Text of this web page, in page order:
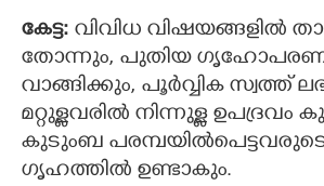
കേട്ട: വിവിധ വിഷയങ്ങളില്‍
തോന്നും, പുതിയ
വാങ്ങിക്കും, പൂര്‍വ്വിക സ്വത്ത്
മറ്റുള്ളവരില്‍ നിന്നുള്ള ഉപദ്രവം
കുടുംബ പരമ്പയില്‍പെട്ടവരുടെ
ഗൃഹത്തില്‍ ഉണ്ടാകും.